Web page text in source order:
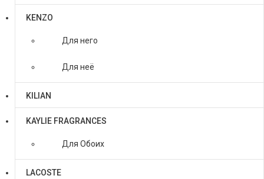
KENZO
Для него
Для неё
KILIAN
KAYLIE FRAGRANCES
Для Обоих
LACOSTE